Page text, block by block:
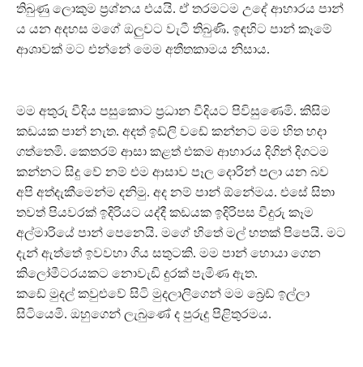
තිබුණු ලොකුම ප්‍රශ්නය එයයි. ඒ තරමටම උදේ ආහාරය පාන්
ය යන අදහස මගේ ඔලුවට වැටී තිබුණි. ඉඳහිට පාන් කෑමේ
ආශාවක් මට එන්නේ මෙම අතීතකාමය නිසාය.
මම අතුරු වීදිය පසුකොට ප්‍රධාන වීදියට පිවිසුණෙමි. කිසිම
කඩයක පාන් නැත. අදත් ඉඩ්ලි වඩේ කන්නට මම හිත හදා
ගත්තෙමි. කෙතරම් ආසා කළත් එකම ආහාරය දිගින් දිගටම
කන්නට සිදු වේ නම් එම ආසාව පෑල දොරින් පලා යන බව
අපි අත්දැකීමෙන්ම දනිමු. අද නම් පාන් ඕනේමය. එසේ සිතා
තවත් පියවරක් ඉදිරියට යද්දී කඩයක ඉදිරිපස වීදුරු කෑම
අල්මාරියේ පාන් පෙනෙයි. මගේ හිතේ මල් හතක් පිපෙයි. මට
දැන් ඇත්තේ ඉවවහා ගිය සතුටකි. මම පාන් හොයා ගෙන
කිලෝමීටරයකට නොවැඩි දුරක් පැමිණ ඇත.
කඩේ මුදල් කවුළුවේ සිටි මුදලාලිගෙන් මම බ්‍රෙඩ් ඉල්ලා
සිටියෙමි. ඔහුගෙන් ලැබුණේ ද පුරුදු පිළිතුරමය.